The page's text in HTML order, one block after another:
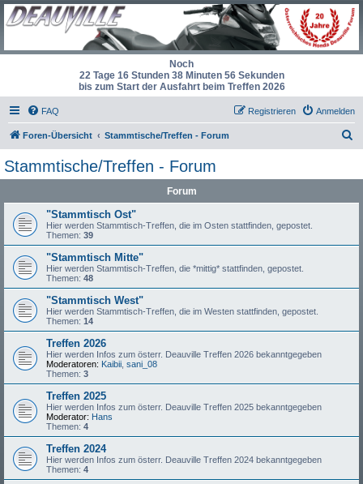
Noch
22 Tage 16 Stunden 38 Minuten 56 Sekunden
bis zum Start der Ausfahrt beim Treffen 2026
FAQ Anmelden
Registrieren
Foren-Übersicht Stammtische/Treffen - Forum
Stammtische/Treffen - Forum
Forum
"Stammtisch Ost"
Hier werden Stammtisch-Treffen, die im Osten stattfinden, gepostet.
Themen: 39
"Stammtisch Mitte"
Hier werden Stammtisch-Treffen, die *mittig* stattfinden, gepostet.
Themen: 48
"Stammtisch West"
Hier werden Stammtisch-Treffen, die im Westen stattfinden, gepostet.
Themen: 14
Treffen 2026
Hier werden Infos zum österr. Deauville Treffen 2026 bekanntgegeben
Moderatoren: Kaibii sani_08
Themen: 3
Treffen 2025
Hier werden Infos zum österr. Deauville Treffen 2025 bekanntgegeben
Moderator: Hans
Themen: 4
Treffen 2024
Hier werden Infos zum österr. Deauville Treffen 2024 bekanntgegeben
Themen: 4